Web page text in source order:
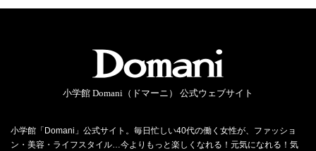
小学館 Domani（ドマーニ） 公式ウェブサイト
小学館「Domani」公式サイト。毎日忙しい40代の働く女性が、ファッショ
ン・美容・ライフスタイル…今よりもっと楽しくなれる！元気になれる！気